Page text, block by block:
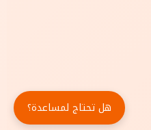
هل تحتاج لمساعدة؟